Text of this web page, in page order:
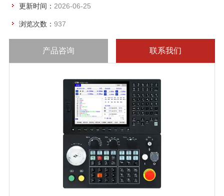
更新时间： 2026-06-25
浏览次数： 937
产品咨询 联系我们